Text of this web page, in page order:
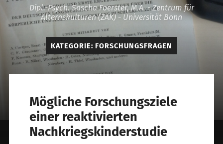
Dipl.-Psych. Sascha Foerster, M.A. - Zentrum für
Alternskulturen (ZAK) - Universität Bonn
KATEGORIE: FORSCHUNGSFRAGEN
Mögliche Forschungsziele
einer reaktivierten
Nachkriegskinderstudie